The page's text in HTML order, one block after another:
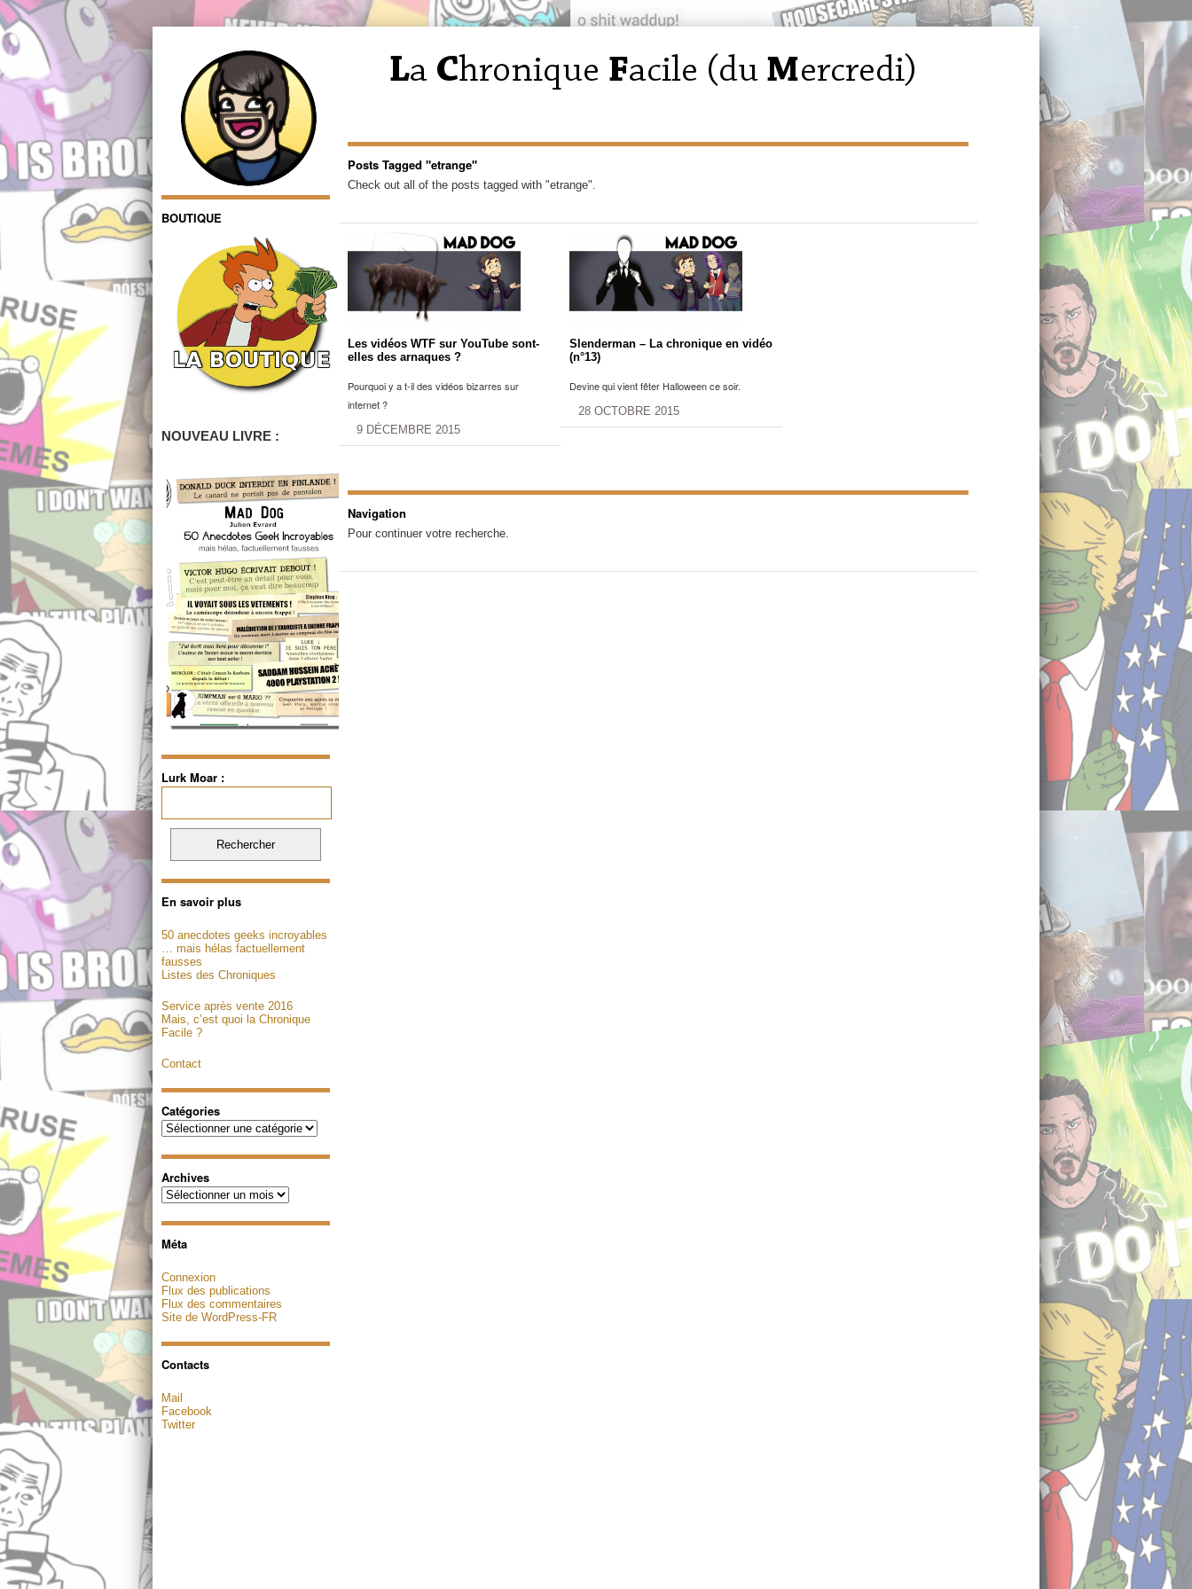
BOUTIQUE
NOUVEAU LIVRE :
Lurk Moar :
En savoir plus
50 anecdotes geeks incroyables
… mais hélas factuellement
fausses
Listes des Chroniques
Service après vente 2016
Mais, c’est quoi la Chronique
Facile ?
Contact
Catégories
Catégories
Archives
Archives
Méta
Connexion
Flux des publications
Flux des commentaires
Site de WordPress-FR
Contacts
Mail
Facebook
Twitter
Posts Tagged "etrange"
Check out all of the posts tagged with "etrange".
Les vidéos WTF sur YouTube sont-
elles des arnaques ?
Pourquoi y a t-il des vidéos bizarres sur
internet ?
9 DÉCEMBRE 2015
Slenderman – La chronique en vidéo
(n°13)
Devine qui vient fêter Halloween ce soir.
28 OCTOBRE 2015
Navigation
Pour continuer votre recherche.